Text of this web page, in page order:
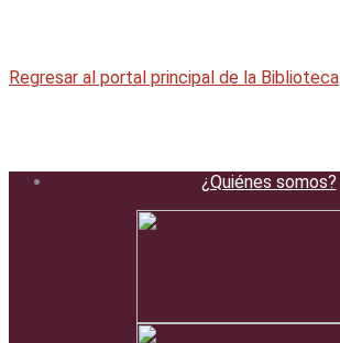
Regresar al portal principal de la Biblioteca
¿Quiénes somos?